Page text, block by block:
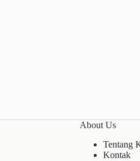
About Us
Tentang
Kontak